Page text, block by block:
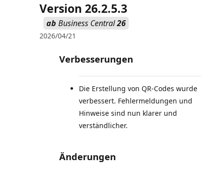
Version 26.2.5.3
ab Business Central26
2026/04/21
Verbesserungen
Die Erstellung von QR-Codes wurde
verbessert. Fehlermeldungen und
Hinweise sind nun klarer und
verständlicher.
Änderungen